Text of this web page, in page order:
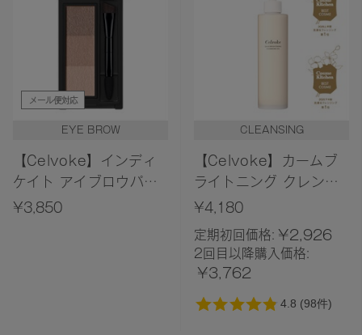
メール便対応
EYE BROW
【Celvoke】インディ
ケイト アイブロウパウ
ダー 13＜2026 AW
¥3,850
CLEANSING
【Celvoke】カームブ
ライトニング クレンジ
ングオイル
¥4,180
定期初回価格: ¥2,926
2回目以降購入価格:
¥3,762